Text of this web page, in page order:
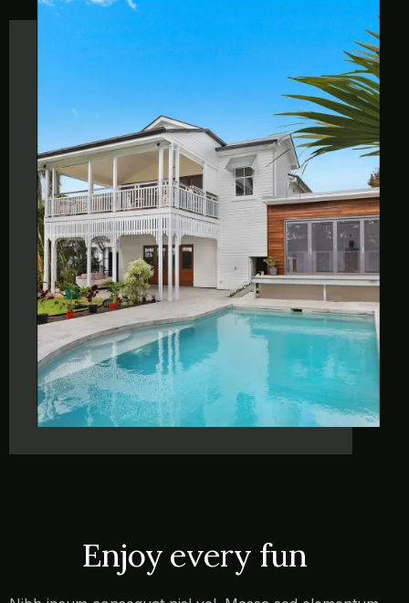
Enjoy every fun